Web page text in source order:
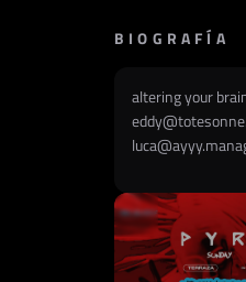
BIOGRAFÍA
altering your